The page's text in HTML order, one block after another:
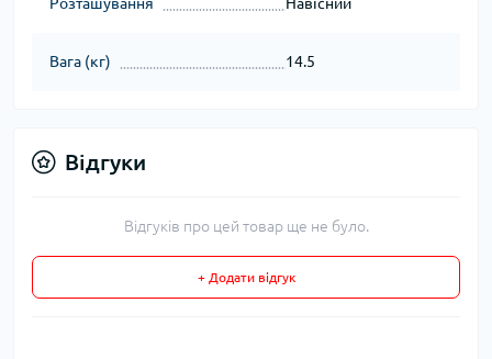
Вага (кг) 14.5
Відгуки
Відгуків про цей товар ще не було.
+ Додати відгук